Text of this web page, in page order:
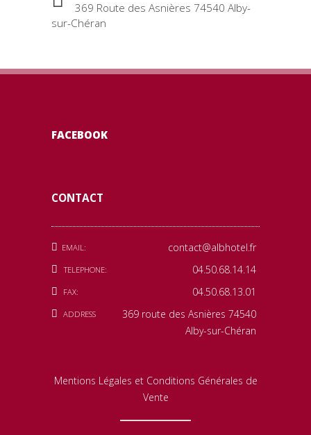
369 Route des Asnières 74540 Alby-
sur-Chéran
FACEBOOK
CONTACT
EMAIL: contact@albhotel.fr
TELEPHONE: 04.50.68.14.14
FAX: 04.50.68.13.01
ADDRESS
369 route des Asnières 74540
Alby-sur-Chéran
Mentions Légales et Conditions Générales de
Vente